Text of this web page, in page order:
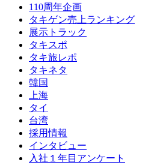
110周年企画
タキゲン売上ランキング
展示トラック
タキスポ
タキ旅レポ
タキネタ
韓国
上海
タイ
台湾
採用情報
インタビュー
入社１年目アンケート